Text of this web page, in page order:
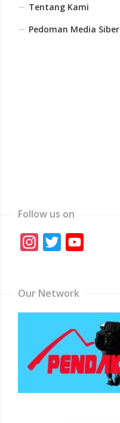
Tentang Kami
Pedoman Media Siber
Follow us on
Instagram
Twitter
Our Network